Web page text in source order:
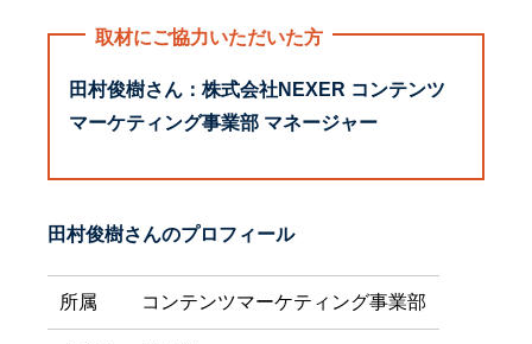
取材にご協力いただいた方
田村俊樹さん：株式会社NEXER コンテンツ
マーケティング事業部 マネージャー
田村俊樹さんのプロフィール
所属 コンテンツマーケティング事業部